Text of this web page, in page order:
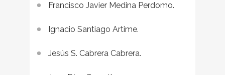
Francisco Javier Medina Perdomo.
Ignacio Santiago Artime.
Jesús S. Cabrera Cabrera.